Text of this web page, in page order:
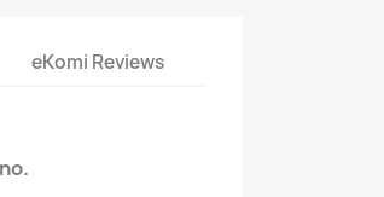
eKomi Reviews
.